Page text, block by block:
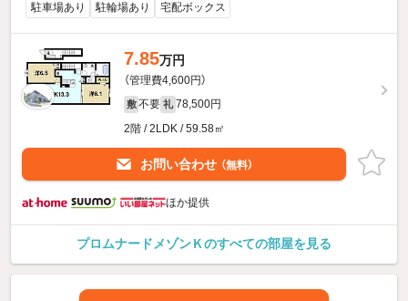
駐車場あり 駐輪場あり 宅配ボックス
7.85万円
（管理費4,600円）
敷 不要 礼 78,500円
2階 / 2LDK / 59.58㎡
お問い合わせ （無料）
ほか提供
プロムナードメゾンＫのすべての部屋を見る